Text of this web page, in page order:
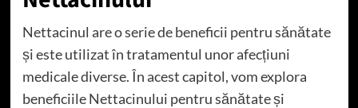
Nettacinul are o serie de beneficii pentru sănătate
și este utilizat în tratamentul unor afecțiuni
medicale diverse. În acest capitol, vom explora
beneficiile Nettacinului pentru sănătate și